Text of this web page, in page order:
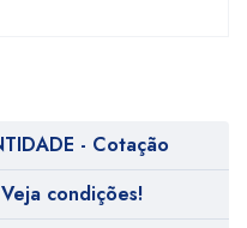
- Cotação
Veja condições!